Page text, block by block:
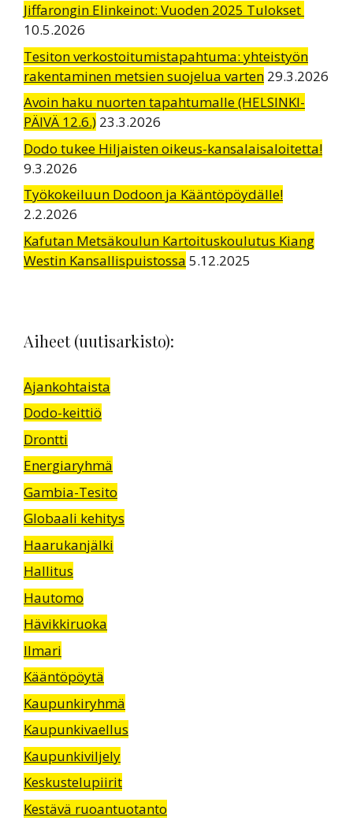
Jiffarongin Elinkeinot: Vuoden 2025 Tulokset
10.5.2026
Tesiton verkostoitumistapahtuma: yhteistyön
rakentaminen metsien suojelua varten 29.3.2026
Avoin haku nuorten tapahtumalle (HELSINKI-
PÄIVÄ 12.6.) 23.3.2026
Dodo tukee Hiljaisten oikeus-kansalaisaloitetta!
9.3.2026
Työkokeiluun Dodoon ja Kääntöpöydälle!
2.2.2026
Kafutan Metsäkoulun Kartoituskoulutus Kiang
Westin Kansallispuistossa 5.12.2025
Aiheet (uutisarkisto):
Ajankohtaista
Dodo-keittiö
Drontti
Energiaryhmä
Gambia-Tesito
Globaali kehitys
Haarukanjälki
Hallitus
Hautomo
Hävikkiruoka
Ilmari
Kääntöpöytä
Kaupunkiryhmä
Kaupunkivaellus
Kaupunkiviljely
Keskustelupiirit
Kestävä ruoantuotanto